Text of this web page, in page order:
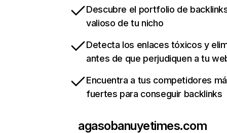
Descubre el portfolio de
valioso de tu nicho
Detecta los enlaces tóxicos y
antes de que perjudiquen a tu
Encuentra a tus competidores
fuertes para conseguir backlinks
agasobanuyetimes.com